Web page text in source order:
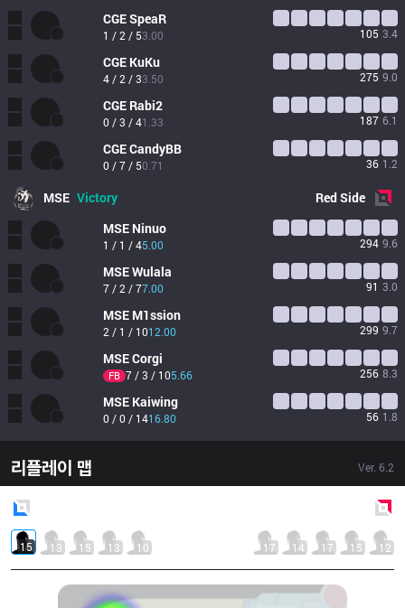
CGESpeaR
1 / 2 / 53.00 105 3.4
CGE KuKu
4 / 2 / 33.50 275 9.0
CGE Rabi2
0 / 3 / 41.33 187 6.1
CGECandyBB
0 / 7 / 50.71 36 1.2
MSE Victory RedSide
MSE Ninuo
1 / 1 / 45.00 294 9.6
MSEWulala
7 / 2 / 77.00 91 3.0
MSE M1ssion
2 / 1 / 1012.00 299 9.7
MSECorgi
FB 7 / 3 / 105.66 256 8.3
MSE Kaiwing
0 / 0 / 1416.80 56 1.8
리플레이 맵 Ver. 6.2
15 13 15 13 10 17 14 17 15 12